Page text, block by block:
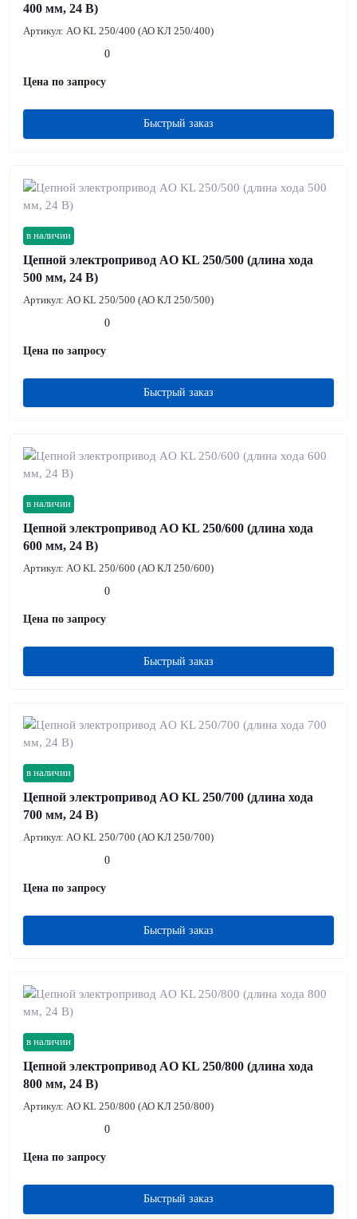
400 мм, 24 В)
Артикул: AO KL 250/400 (АО КЛ 250/400)
0
Цена по запросу
Быстрый заказ
в наличии
Цепной электропривод AO KL 250/500 (длина хода
500 мм, 24 В)
Артикул: AO KL 250/500 (АО КЛ 250/500)
0
Цена по запросу
Быстрый заказ
в наличии
Цепной электропривод AO KL 250/600 (длина хода
600 мм, 24 В)
Артикул: AO KL 250/600 (АО КЛ 250/600)
0
Цена по запросу
Быстрый заказ
в наличии
Цепной электропривод AO KL 250/700 (длина хода
700 мм, 24 В)
Артикул: AO KL 250/700 (АО КЛ 250/700)
0
Цена по запросу
Быстрый заказ
в наличии
Цепной электропривод AO KL 250/800 (длина хода
800 мм, 24 В)
Артикул: AO KL 250/800 (АО КЛ 250/800)
0
Цена по запросу
Быстрый заказ